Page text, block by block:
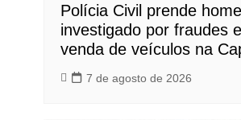
Polícia Civil prende
investigado por fraudes
venda de veículos na
7 de agosto de 2026